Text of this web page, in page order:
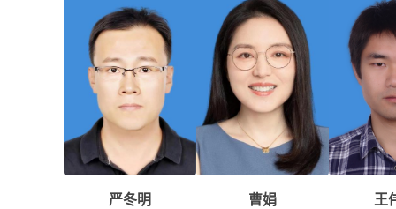
严冬明 曹娟 王